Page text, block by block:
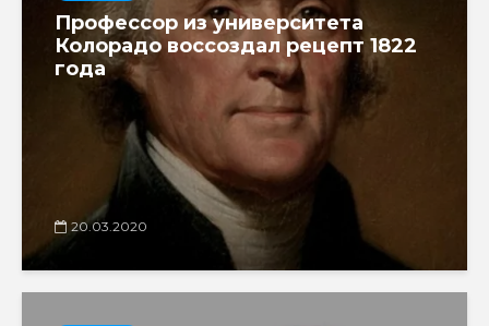
Профессор из университета
Колорадо воссоздал рецепт 1822
года
20.03.2020